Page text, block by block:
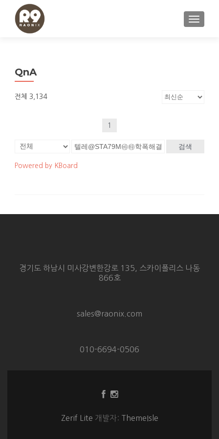
내비게
QnA
전체 3,134
1
검색
Powered by KBoard
경기도 하남시 미사강변한강로 135, 스카이폴리스 나동
866호
sales@raonix.com
010-6694-0506
Facebook
크
Instagram
크
Zerif Lite 개발자: ThemeIsle